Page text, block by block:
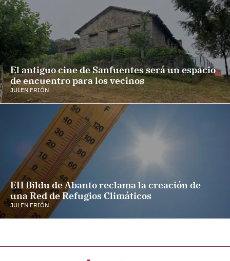
El antiguo cine de Sanfuentes será un espacio
de encuentro para los vecinos
JULEN FRIÓN
EH Bildu de Abanto reclama la creación de
una Red de Refugios Climáticos
JULEN FRIÓN